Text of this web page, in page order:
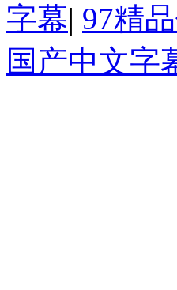
字幕| 97精
国产中文字